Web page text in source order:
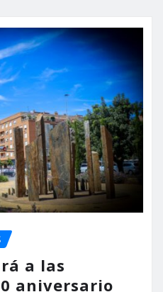
a las
aniversario